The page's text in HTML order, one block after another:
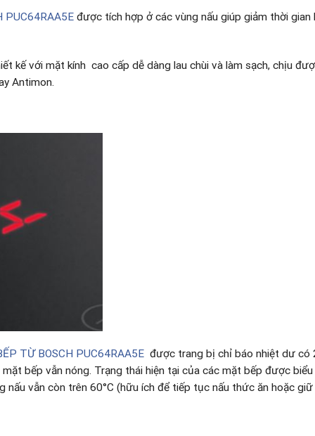
PUC64RAA5E được tích hợp ở các vùng nấu giúp giảm thời
kế với mặt kính cao cấp dễ dàng lau chùi và làm sạch, chịu
Antimon.
TỪ BOSCH PUC64RAA5E được trang bị chỉ báo nhiệt dư có
bếp vẫn nóng. Trạng thái hiện tại của các mặt bếp được
nấu vẫn còn trên 60°C (hữu ích để tiếp tục nấu thức ăn hoặc